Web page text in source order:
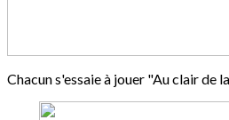
Chacun s'essaie à jouer "Au clair de